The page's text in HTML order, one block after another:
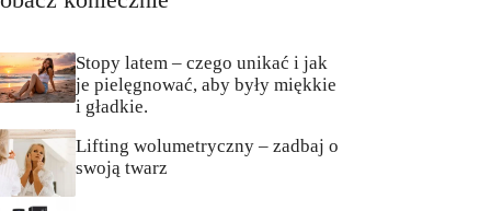
Stopy latem – czego unikać i jak
je pielęgnować, aby były miękkie
i gładkie.
Lifting wolumetryczny – zadbaj o
swoją twarz